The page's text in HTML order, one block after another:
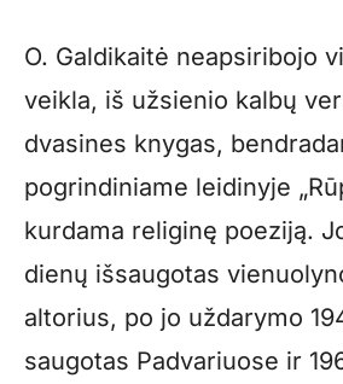
O. Galdikaitė neapsiribojo
veikla, iš užsienio kalbų
dvasines knygas,
pogrindiniame leidinyje
kurdama religinę poeziją.
dienų išsaugotas
altorius, po jo uždarymo
saugotas Padvariuose ir